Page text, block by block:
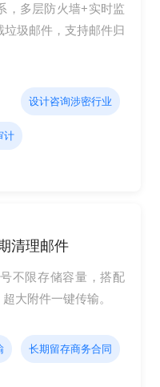
，多层防火墙+实时监
圾邮件，支持邮件归
设计咨询涉密行业
计
清理邮件
不限存储容量，搭配
大附件一键传输。
长期留存商务合同